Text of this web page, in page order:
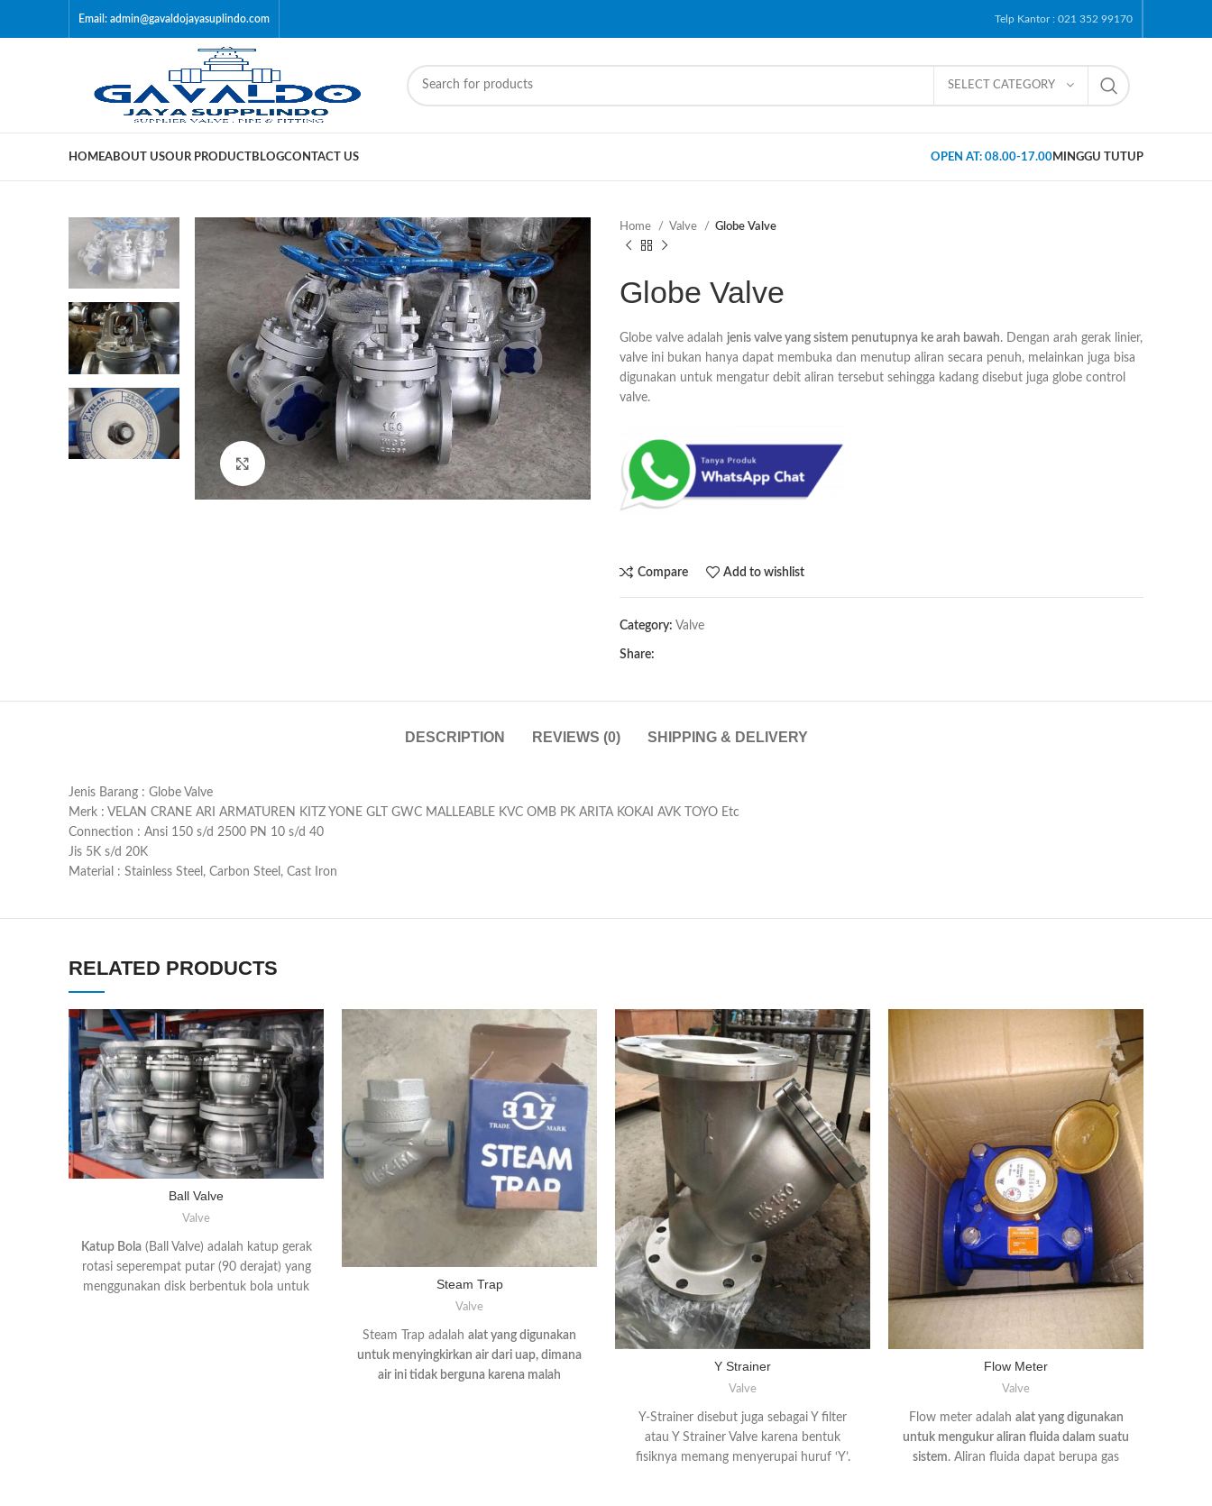
Email: admin@gavaldojayasuplindo.com Telp Kantor : 021 352 99170
SELECT CATEGORY
HOMEABOUT USOUR PRODUCTBLOGCONTACT US OPEN AT: 08.00-17.00MINGGU TUTUP
Click to enlarge
Home Valve Globe Valve
Globe Valve
Globe valve adalah jenis valve yang sistem penutupnya ke arah bawah. Dengan arah gerak linier,
valve ini bukan hanya dapat membuka dan menutup aliran secara penuh, melainkan juga bisa
digunakan untuk mengatur debit aliran tersebut sehingga kadang disebut juga globe control
valve.
Compare Add to wishlist
Category: Valve
Share:
DESCRIPTION REVIEWS (0) SHIPPING & DELIVERY
Jenis Barang : Globe Valve
Merk : VELAN CRANE ARI ARMATUREN KITZ YONE GLT GWC MALLEABLE KVC OMB PK ARITA KOKAI AVK TOYO Etc
Connection : Ansi 150 s/d 2500 PN 10 s/d 40
Jis 5K s/d 20K
Material : Stainless Steel, Carbon Steel, Cast Iron
RELATED PRODUCTS
Ball Valve
Valve
Katup Bola( Ball Valve) adalah katup gerak
rotasi seperempat putar (90 derajat) yang
menggunakan disk berbentuk bola untuk
Steam Trap
Valve
Steam Trap adalah alat yang digunakan
untuk menyingkirkan air dari uap, dimana
air ini tidak berguna karena malah
Y Strainer
Valve
Y-Strainer disebut juga sebagai Y filter
atau Y Strainer Valve karena bentuk
fisiknya memang menyerupai huruf ‘Y’.
Flow Meter
Valve
Flow meter adalah alat yang digunakan
untuk mengukur aliran fluida dalam suatu
sistem. Aliran fluida dapat berupa gas